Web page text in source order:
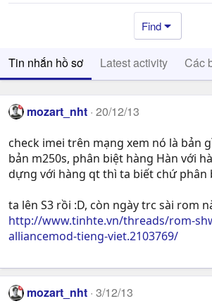
Find
Tin nhắn hồ sơ Latest activity Các
mozart_nht 20/12/13
check imei trên mạng xem nó là bản
bản m250s, phân biệt hàng Hàn với
dựng với hàng qt thì ta biết chứ phân
ta lên S3 rồi :D, còn ngày trc sài rom
http://www.tinhte.vn/threads/rom-
alliancemod-tieng-viet.2103769/
mozart_nht 3/12/13